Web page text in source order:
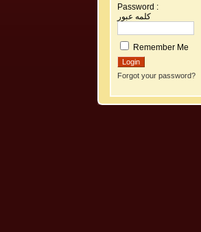
Password :
کلمه عبور
Remember Me
Forgot your password?